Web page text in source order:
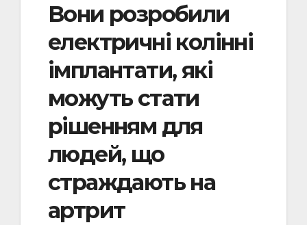
Вони розробили
електричні колінні
імплантати, які
можуть стати
рішенням для
людей, що
страждають на
артрит